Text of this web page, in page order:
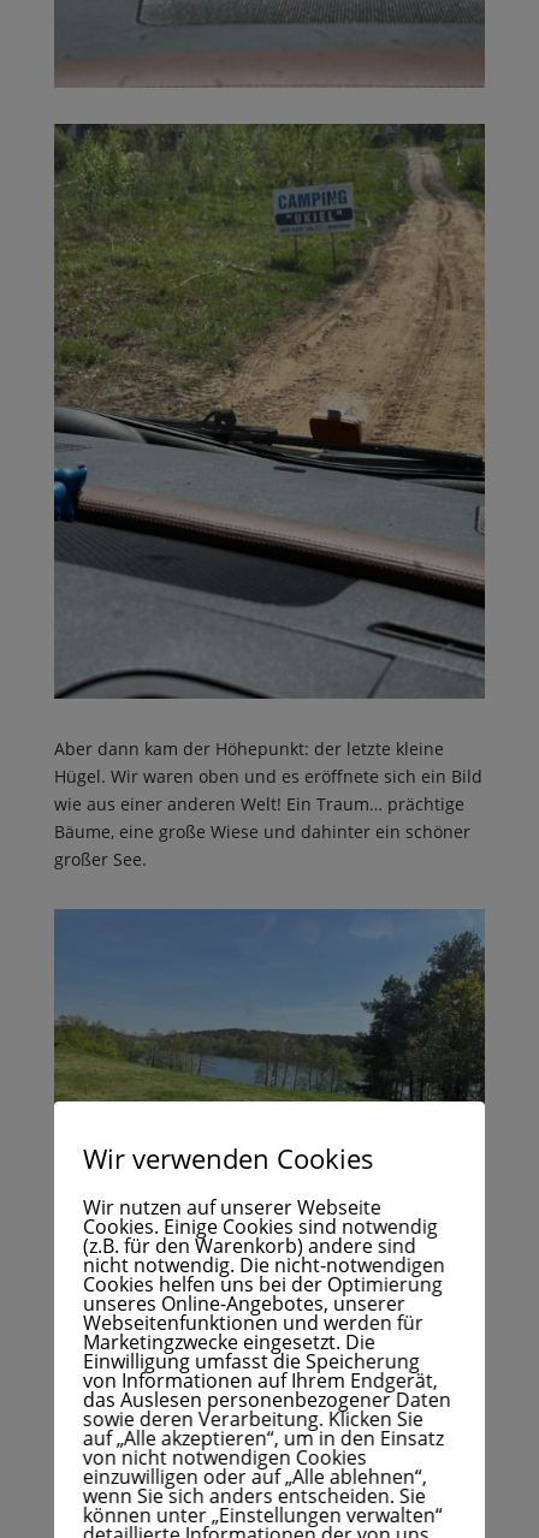
Aber dann kam der Höhepunkt: der letzte kleine
Hügel. Wir waren oben und es eröffnete sich ein Bild
wie aus einer anderen Welt! Ein Traum… prächtige
Bäume, eine große Wiese und dahinter ein schöner
großer See.
Wir verwenden Cookies
Wir nutzen auf unserer Webseite
Cookies. Einige Cookies sind notwendig
(z.B. für den Warenkorb) andere sind
nicht notwendig. Die nicht-notwendigen
Cookies helfen uns bei der Optimierung
unseres Online-Angebotes, unserer
Webseitenfunktionen und werden für
Marketingzwecke eingesetzt. Die
Einwilligung umfasst die Speicherung
von Informationen auf Ihrem Endgerät,
das Auslesen personenbezogener Daten
sowie deren Verarbeitung. Klicken Sie
auf „Alle akzeptieren“, um in den Einsatz
von nicht notwendigen Cookies
einzuwilligen oder auf „Alle ablehnen“,
wenn Sie sich anders entscheiden. Sie
können unter „Einstellungen verwalten“